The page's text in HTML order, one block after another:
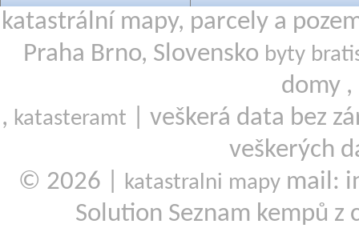
katastrální mapy, parcely a
Praha Brno, Slovensko byty
domy ,
, katasteramt
| veškerá data bez
veškerých
© 2026 |
katastralni mapy mail:
Solution Seznam kempů z